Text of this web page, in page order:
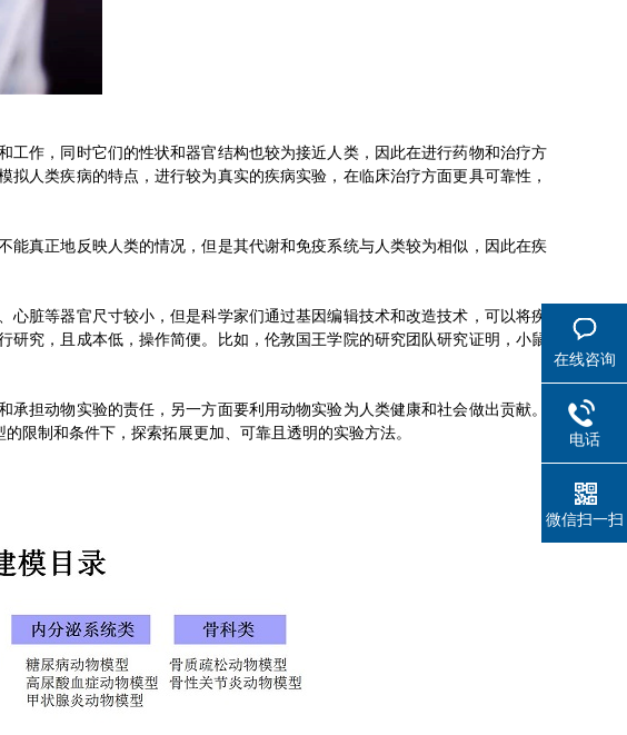
作，同时它们的性状和器官结构也较为接近人类，因此在进行药物和治疗方
人类疾病的特点，进行较为真实的疾病实验，在临床治疗方面更具可靠性，
真正地反映人类的情况，但是其代谢和免疫系统与人类较为相似，因此在疾
脏等器官尺寸较小，但是科学家们通过基因编辑技术和改造技术，可以将疾
究，且成本低，操作简便。比如，伦敦国王学院的研究团队研究证明，小鼠
动物实验的责任，另一方面要利用动物实验为人类健康和社会做出贡献。
限制和条件下，探索拓展更加、可靠且透明的实验方法。
在线咨询
电话
微信扫一扫